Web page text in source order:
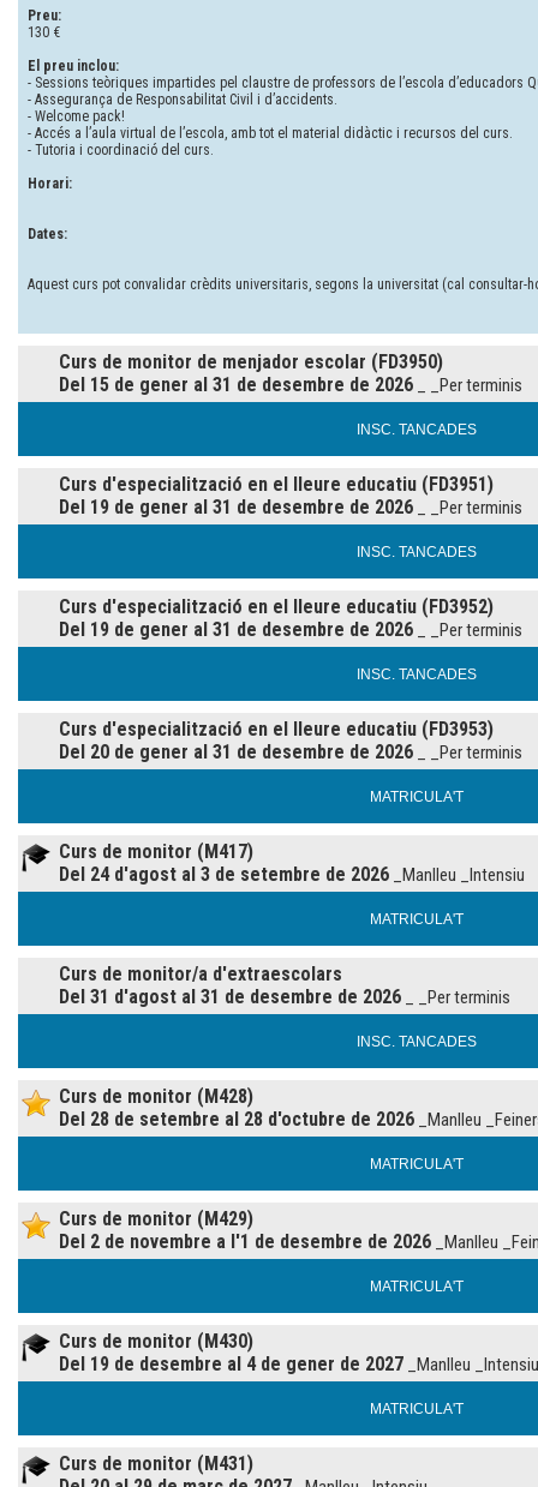
Preu:
130 €
El preu inclou:
- Sessions teòriques impartides pel claustre de professors de l’escola d’educadors
- Assegurança de Responsabilitat Civil i d’accidents.
- Welcome pack!
- Accés a l’aula virtual de l’escola, amb tot el material didàctic i recursos del curs.
- Tutoria i coordinació del curs.
Horari:
Dates:
Aquest curs pot convalidar crèdits universitaris, segons la universitat (cal consultar-
Curs de monitor de menjador escolar (FD3950)
Del 15 de gener al 31 de desembre de 2026 _ _Per terminis
INSC. TANCADES
Curs d'especialització en el lleure educatiu (FD3951)
Del 19 de gener al 31 de desembre de 2026 _ _Per terminis
INSC. TANCADES
Curs d'especialització en el lleure educatiu (FD3952)
Del 19 de gener al 31 de desembre de 2026 _ _Per terminis
INSC. TANCADES
Curs d'especialització en el lleure educatiu (FD3953)
Del 20 de gener al 31 de desembre de 2026 _ _Per terminis
MATRICULA'T
Curs de monitor (M417)
Del 24 d'agost al 3 de setembre de 2026 _Manlleu _Intensiu
MATRICULA'T
Curs de monitor/a d'extraescolars
Del 31 d'agost al 31 de desembre de 2026 _ _Per terminis
INSC. TANCADES
Curs de monitor (M428)
Del 28 de setembre al 28 d'octubre de 2026 _Manlleu
MATRICULA'T
Curs de monitor (M429)
Del 2 de novembre a l'1 de desembre de 2026 _Manlleu
MATRICULA'T
Curs de monitor (M430)
Del 19 de desembre al 4 de gener de 2027 _Manlleu _Intensiu
MATRICULA'T
Curs de monitor (M431)